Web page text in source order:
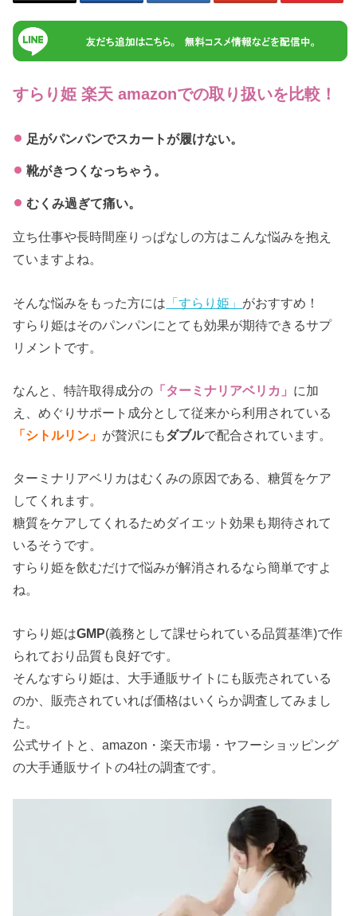
すらり姫 楽天 amazonでの取り扱いを比較！
足がパンパンでスカートが履けない。
靴がきつくなっちゃう。
むくみ過ぎて痛い。
立ち仕事や長時間座りっぱなしの方はこんな悩みを抱え
ていますよね。
そんな悩みをもった方には 「すらり姫」 がおすすめ！
すらり姫はそのパンパンにとても効果が期待できるサプ
リメントです。
なんと、特許取得成分の 「ターミナリアベリカ」 に加
え、めぐりサポート成分として従来から利用されている
「シトルリン」 が贅沢にもダブルで配合されています。
ターミナリアベリカはむくみの原因である、糖質をケア
してくれます。
糖質をケアしてくれるためダイエット効果も期待されて
いるそうです。
すらり姫を飲むだけで悩みが解消されるなら簡単ですよ
ね。
すらり姫はGMP(義務として課せられている品質基準)で作
られており品質も良好です。
そんなすらり姫は、大手通販サイトにも販売されている
のか、販売されていれば価格はいくらか調査してみまし
た。
公式サイトと、amazon・楽天市場・ヤフーショッピング
の大手通販サイトの4社の調査です。